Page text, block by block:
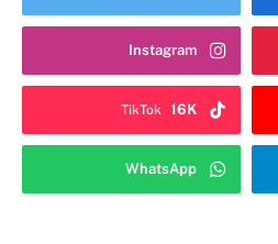
Instagram
TikTok 16K
WhatsApp